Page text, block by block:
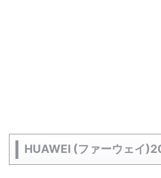
HUAWEI (ファーウェイ